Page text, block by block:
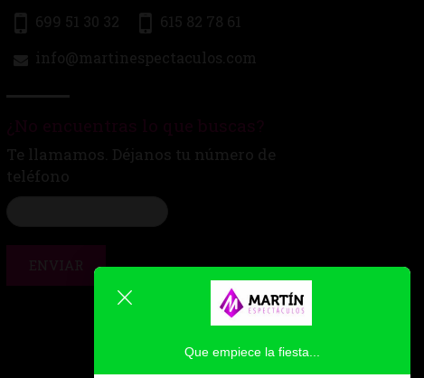
699 51 30 32
615 82 78 61
info@martinespectaculos.com
Te llamamos. Déjanos tu número de
teléfono
ENVIAR
Que empiece la fiesta...